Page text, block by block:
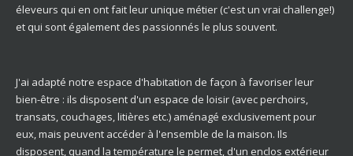
éleveurs qui en ont fait leur unique métier (c'est un vrai challenge!)
et qui sont également des passionnés le plus souvent.
J'ai adapté notre espace d'habitation de façon à favoriser leur
bien-être : ils disposent d'un espace de loisir (avec perchoirs,
transats, couchages, litières etc.) aménagé exclusivement pour
eux, mais peuvent accéder à l'ensemble de la maison. Ils
disposent, quand la température le permet, d'un enclos extérieur